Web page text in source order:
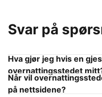
Svar på
Hva gjør jeg hvis en
overnattingsstedet
Når vil
på nettsidene?